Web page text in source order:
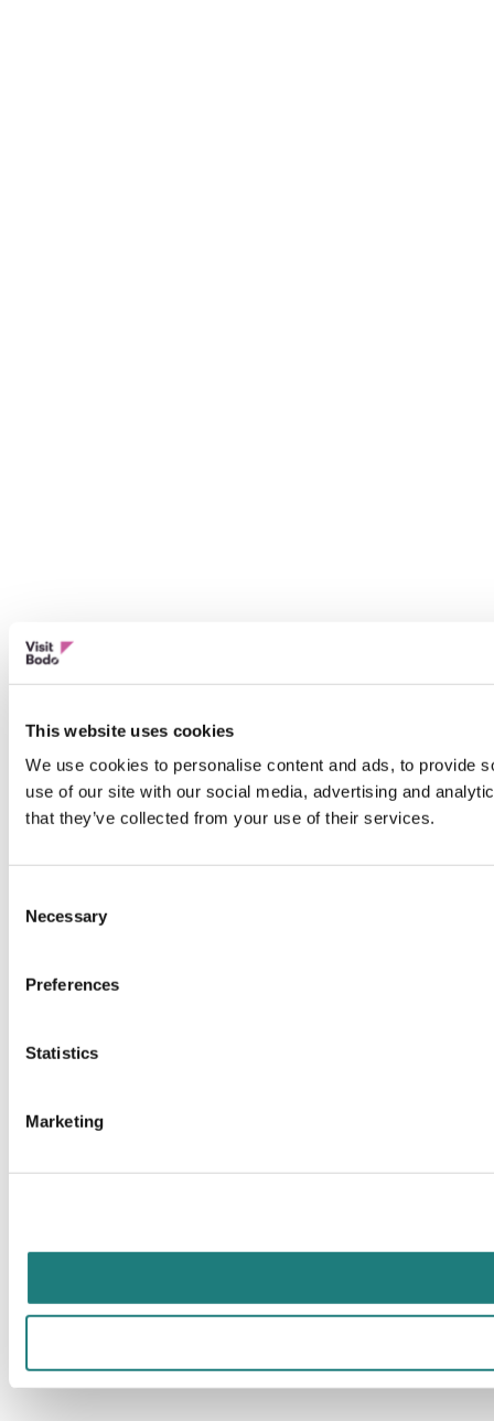
This website uses cookies
We use cookies to personalise content and ads, to provide
use of our site with our social media, advertising and
that they’ve collected from your use of their services.
Selection
Necessary
Preferences
Statistics
Marketing